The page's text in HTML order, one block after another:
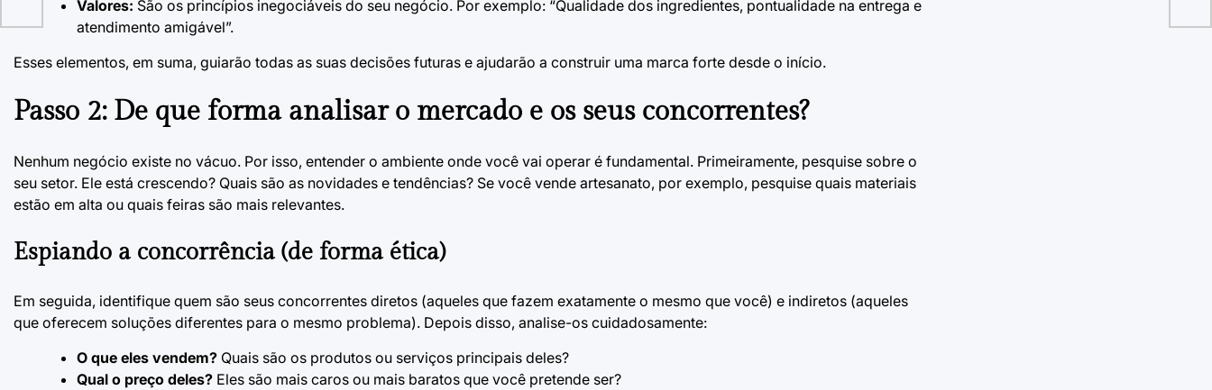
Valores: São os princípios inegociáveis do seu negócio. Por exemplo: “Qualidade dos ingredientes, pontualidade na entrega e
atendimento amigável”.
Esses elementos, em suma, guiarão todas as suas decisões futuras e ajudarão a construir uma marca forte desde o início.
Passo 2: De que forma analisar o mercado e os seus concorrentes?
Nenhum negócio existe no vácuo. Por isso, entender o ambiente onde você vai operar é fundamental. Primeiramente, pesquise sobre o
seu setor. Ele está crescendo? Quais são as novidades e tendências? Se você vende artesanato, por exemplo, pesquise quais materiais
estão em alta ou quais feiras são mais relevantes.
Espiando a concorrência (de forma ética)
Em seguida, identifique quem são seus concorrentes diretos (aqueles que fazem exatamente o mesmo que você) e indiretos (aqueles
que oferecem soluções diferentes para o mesmo problema). Depois disso, analise-os cuidadosamente:
O que eles vendem? Quais são os produtos ou serviços principais deles?
Qual o preço deles? Eles são mais caros ou mais baratos que você pretende ser?